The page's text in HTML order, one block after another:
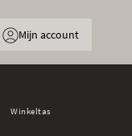
Winkeltas
Mijn account